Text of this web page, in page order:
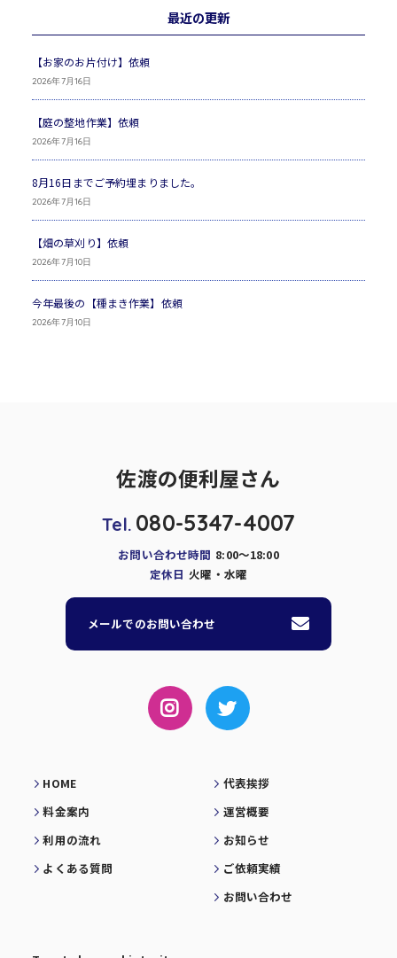
最近の更新
【お家のお片付け】依頼
2026年7月16日
【庭の整地作業】依頼
2026年7月16日
8月16日までご予約埋まりました。
2026年7月16日
【畑の草刈り】依頼
2026年7月10日
今年最後の【種まき作業】依頼
2026年7月10日
佐渡の便利屋さん
Tel. 080-5347-4007
お問い合わせ時間 8:00～18:00
定休日 火曜・水曜
メールでのお問い合わせ
HOME
料金案内
利用の流れ
よくある質問
代表挨拶
運営概要
お知らせ
ご依頼実績
お問い合わせ